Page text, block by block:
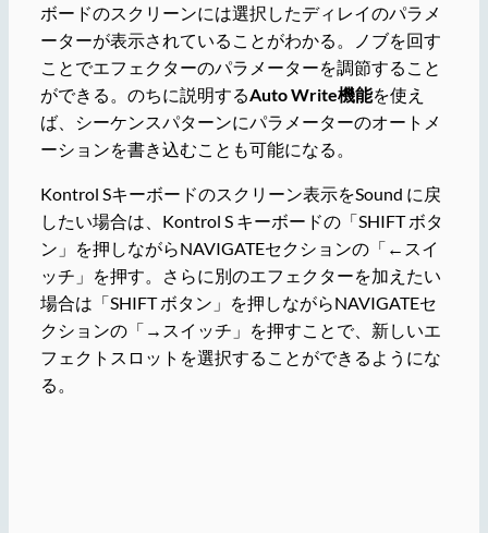
ボードのスクリーンには選択したディレイのパラメ
ーターが表示されていることがわかる。ノブを回す
ことでエフェクターのパラメーターを調節すること
ができる。のちに説明するAuto Write機能を使え
ば、シーケンスパターンにパラメーターのオートメ
ーションを書き込むことも可能になる。
Kontrol Sキーボードのスクリーン表示をSound に戻
したい場合は、Kontrol S キーボードの「SHIFT ボタ
ン」を押しながらNAVIGATEセクションの「←スイ
ッチ」を押す。さらに別のエフェクターを加えたい
場合は「SHIFT ボタン」を押しながらNAVIGATEセ
クションの「→スイッチ」を押すことで、新しいエ
フェクトスロットを選択することができるようにな
る。